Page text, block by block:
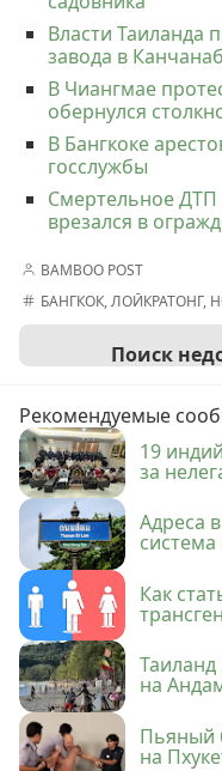
Власти Таиланда
завода в
В Чиангмае
обернулся
В Бангкоке
госслужбы
Смертельное ДТП
врезался в
BAMBOO POST
БАНГКОК,ЛОЙКРАТОНГ,
Поиск
Рекомендуемые
19
за
Адреса
Как
Таиланд
на
Пьяный
на